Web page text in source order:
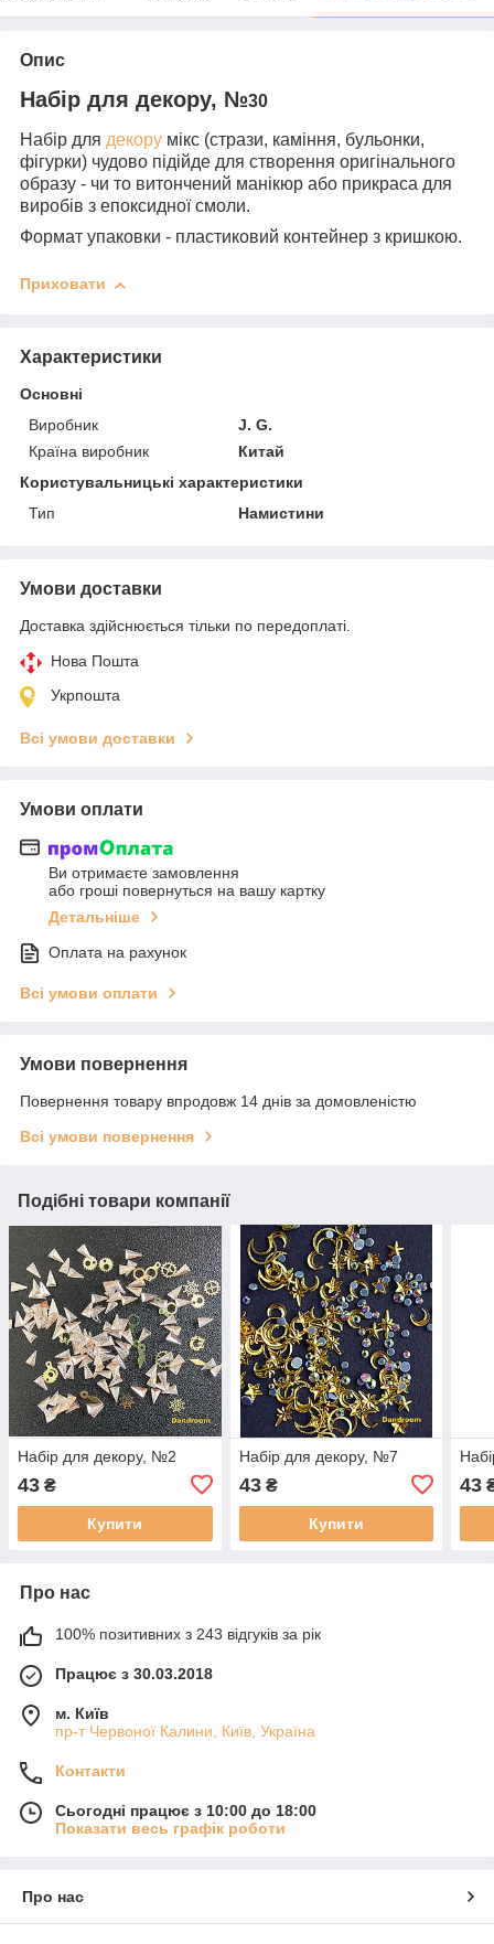
Опис
Набір для декору, №30
Набір для декору мікс (стрази, каміння, бульонки,
фігурки) чудово підійде для створення оригінального
образу - чи то витончений манікюр або прикраса для
виробів з епоксидної смоли.
Формат упаковки - пластиковий контейнер з кришкою.
Приховати
Характеристики
Основні
Виробник
J. G.
Країна виробник
Китай
Користувальницькі характеристики
Тип
Намистини
Умови доставки
Доставка здійснюється тільки по передоплаті.
Нова Пошта
Укрпошта
Всі умови доставки
Умови оплати
Ви отримаєте замовлення
або гроші повернуться на вашу картку
Детальніше
Оплата на рахунок
Всі умови оплати
Умови повернення
Повернення товару впродовж 14 днів за домовленістю
Всі умови повернення
Подібні товари компанії
Набір для декору, №2
43 ₴
Купити
Набір для декору, №7
43₴
Купити
43
Про нас
100% позитивних з 243 відгуків за рік
Працює з 30.03.2018
м. Київ
пр-т Червоної Калини, Київ, Україна
Контакти
Сьогодні працює з 10:00 до 18:00
Показати весь графік роботи
Про нас